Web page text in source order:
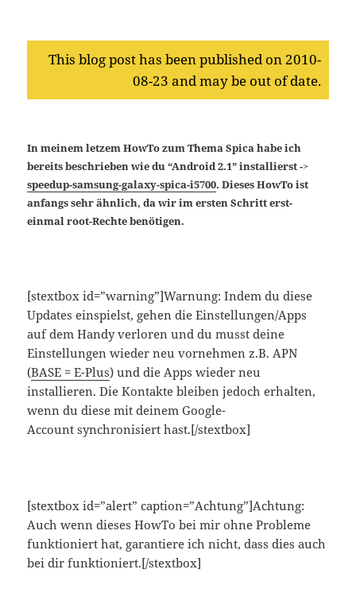
This blog post has been published on 2010-
08-23 and may be out of date.
In meinem letzem HowTo zum Thema Spica habe ich
bereits beschrieben wie du “Android 2.1” installierst ->
speedup-samsung-galaxy-spica-i5700. DiesesHowTo ist
anfangs sehr ähnlich, da wir im ersten Schritt erst-
einmal root-Rechte benötigen.
[stextbox id=”warning”]Warnung: Indem du diese
Updates einspielst, gehen die Einstellungen/Apps
auf dem Handy verloren und du musst deine
Einstellungen wieder neu vornehmen z.B. APN
(BASE = E-Plus) und die Apps wieder neu
installieren. Die Kontakte bleiben jedoch erhalten,
wenn du diese mit deinem Google-
Account synchronisiert hast.[/stextbox]
[stextbox id=”alert” caption=”Achtung”]Achtung:
Auch wenn dieses HowTo bei mir ohne Probleme
funktioniert hat, garantiere ich nicht, dass dies auch
bei dir funktioniert.[/stextbox]